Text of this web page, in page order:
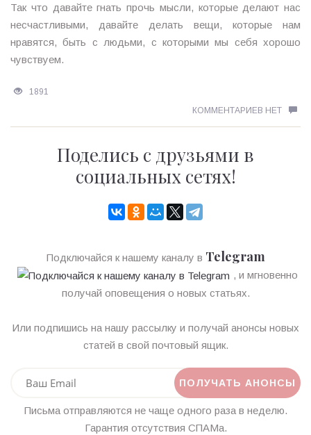
Так что давайте гнать прочь мысли, которые делают нас
несчастливыми, давайте делать вещи, которые нам
нравятся, быть с людьми, с которыми мы себя хорошо
чувствуем.
1891
КОММЕНТАРИЕВ НЕТ
Поделись с друзьями в
социальных сетях!
Подключайся к нашему каналу в Telegram
, и мгновенно
получай оповещения о новых статьях.
Или подпишись на нашу рассылку и получай анонсы новых
статей в свой почтовый ящик.
Письма отправляются не чаще одного раза в неделю.
Гарантия отсутствия СПАМа.